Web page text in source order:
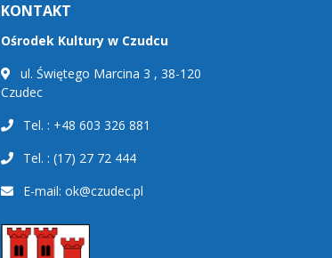
KONTAKT
Ośrodek Kultury w Czudcu
ul. Świętego Marcina 3 , 38-120
Czudec
Tel. : +48 603 326 881
Tel. : (17) 27 72 444
E-mail: ok@czudec.pl